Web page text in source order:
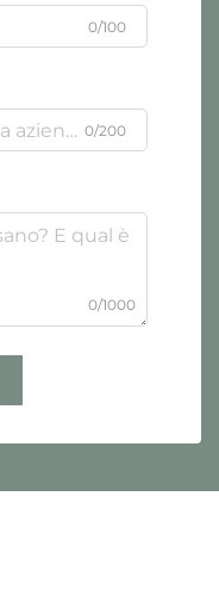
0/100
0/200
0/1000